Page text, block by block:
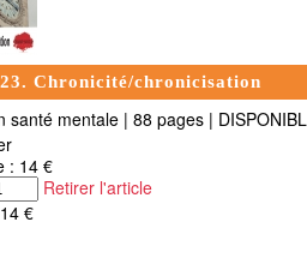
Chronicité/chronicisation
santé mentale | 88 pages |
: 14 €
Retirer l'article
€